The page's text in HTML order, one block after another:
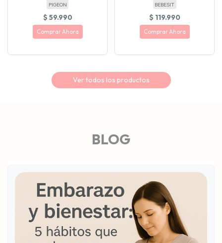
PIGEON
$ 59.990
Comprar Ahora
BEBESIT
$ 119.990
Comprar Ahora
Ver todos los productos
BLOG